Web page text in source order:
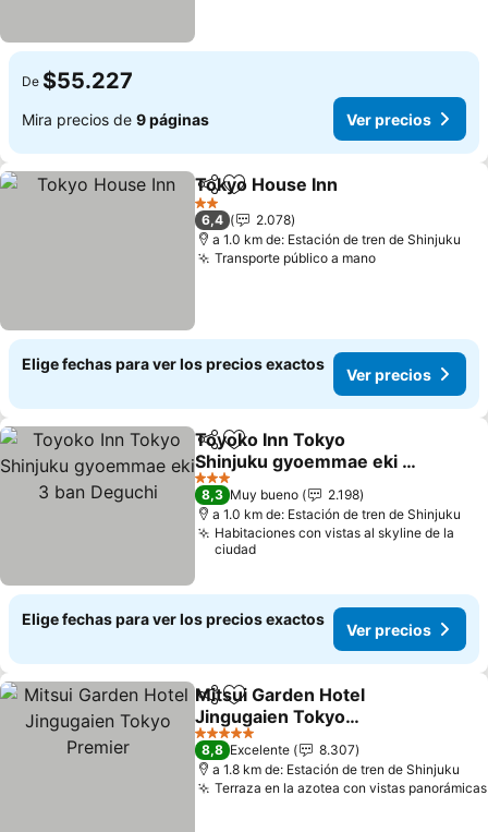
De $55.227
Mira precios de 9 páginas Ver precios
Compartir
Agregar a favoritos
Tokyo House Inn
2 Estrellas
6,4
2.078
a 1.0 km de: Estación de tren de Shinjuku
Transporte público a manoVer precios
Elige fechas para ver los precios exactos
Ver precios
Compartir
Agregar a favoritos
Toyoko Inn Tokyo
Shinjuku gyoemmae eki 3
ban Deguchi
Ver precios
3 Estrellas
8,3 Muy bueno
2.198
a 1.0 km de: Estación de tren de Shinjuku
Habitaciones con vistas al skyline de la
ciudad
Elige fechas para ver los precios exactos
Ver precios
CompartirAgregar a favoritos
Mitsui Garden Hotel
Jingugaien Tokyo
Premier
Ver precios
5 Estrellas
8,8 Excelente
8.307
a 1.8 km de: Estación de tren de Shinjuku
Terraza en la azotea con vistas panorámicas